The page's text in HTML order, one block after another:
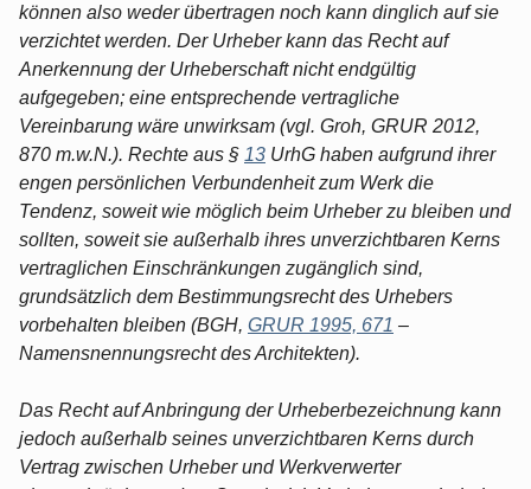
können also weder übertragen noch kann dinglich auf sie
verzichtet werden. Der Urheber kann das Recht auf
Anerkennung der Urheberschaft nicht endgültig
aufgegeben; eine entsprechende vertragliche
Vereinbarung wäre unwirksam (vgl. Groh, GRUR 2012,
870 m.w.N.). Rechte aus § 13 UrhG haben aufgrund ihrer
engen persönlichen Verbundenheit zum Werk die
Tendenz, soweit wie möglich beim Urheber zu bleiben und
sollten, soweit sie außerhalb ihres unverzichtbaren Kerns
vertraglichen Einschränkungen zugänglich sind,
grundsätzlich dem Bestimmungsrecht des Urhebers
vorbehalten bleiben (BGH, GRUR 1995, 671 –
Namensnennungsrecht des Architekten).
Das Recht auf Anbringung der Urheberbezeichnung kann
jedoch außerhalb seines unverzichtbaren Kerns durch
Vertrag zwischen Urheber und Werkverwerter